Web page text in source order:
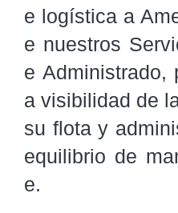
e logística a
e nuestros
e Administrado,
a visibilidad de
su flota y
equilibrio de
e.